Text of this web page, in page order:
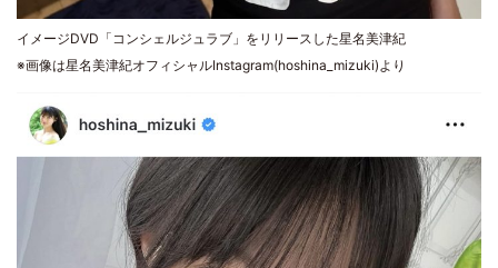
イメージDVD「コンシェルジュラブ」をリリースした星名美津紀
※画像は星名美津紀オフィシャルInstagram(hoshina_mizuki)より